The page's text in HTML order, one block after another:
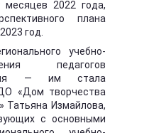
2022 года,
плана
год.
учебно-
педагогов
— им стала
«Дом творчества
Татьяна Измайлова,
с основными